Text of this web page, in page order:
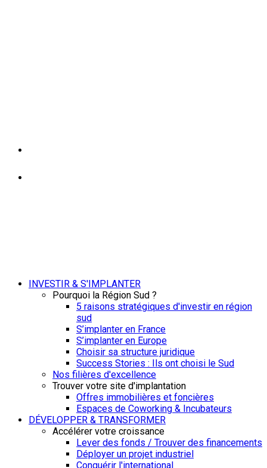
INVESTIR & S'IMPLANTER
Pourquoi la Région Sud ?
5 raisons stratégiques d'investir en région
sud
S’implanter en France
S’implanter en Europe
Choisir sa structure juridique
Success Stories : Ils ont choisi le Sud
Nos filières d'excellence
Trouver votre site d'implantation
Offres immobilières et foncières
Espaces de Coworking & Incubateurs
DÉVELOPPER & TRANSFORMER
Accélérer votre croissance
Lever des fonds / Trouver des financements
Déployer un projet industriel
Conquérir l'international